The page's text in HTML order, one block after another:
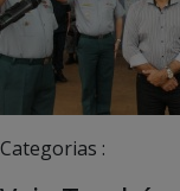
Categorias :